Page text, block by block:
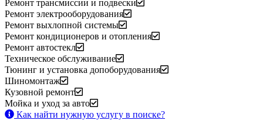
Ремонт трансмиссии и подвески
Ремонт электрооборудования
Ремонт выхлопной системы
Ремонт кондиционеров и отопления
Ремонт автостекл
Техническое обслуживание
Тюнинг и установка допоборудования
Шиномонтаж
Кузовной ремонт
Мойка и уход за авто
Как найти нужную услугу в поиске?